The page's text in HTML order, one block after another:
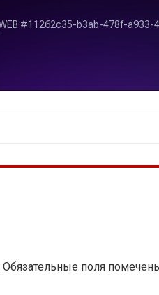
Обязательные поля